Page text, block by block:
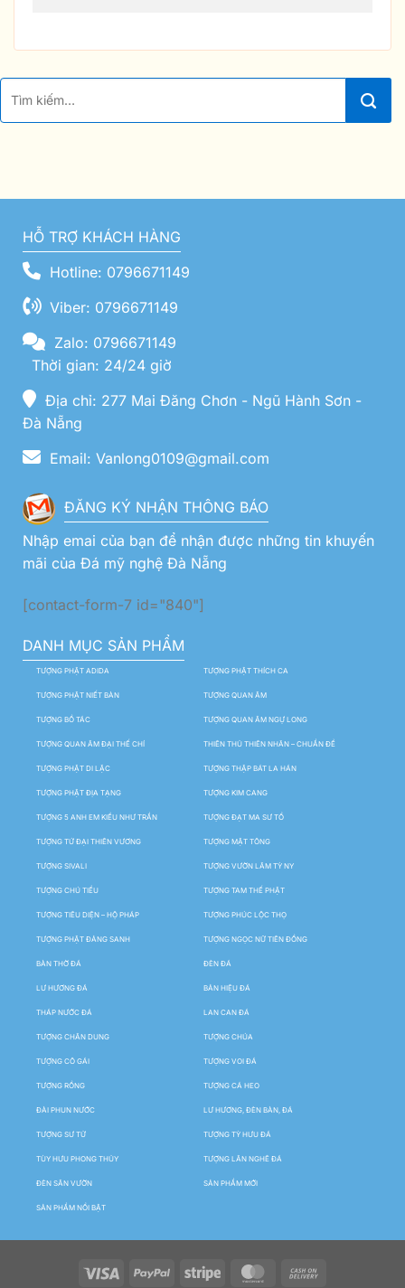
HỖ TRỢ KHÁCH HÀNG
Hotline: 0796671149
Viber: 0796671149
Zalo: 0796671149
Thời gian: 24/24 giờ
Địa chỉ: 277 Mai Đăng Chơn - Ngũ Hành Sơn -
Đà Nẵng
Email: Vanlong0109@gmail.com
ĐĂNG KÝ NHẬN THÔNG BÁO
Nhập emai của bạn để nhận được những tin khuyến
mãi của Đá mỹ nghệ Đà Nẵng
[contact-form-7 id="840"]
DANH MỤC SẢN PHẨM
TƯỢNG PHẬT ADIDA TƯỢNG PHẬT THÍCH CA
TƯỢNG PHẬT NIẾT BÀN TƯỢNG QUAN ÂM
TƯỢNG BỒ TÁC TƯỢNG QUAN ÂM NGỰ LONG
TƯỢNG QUAN ÂM ĐẠI THẾ CHÍ THIÊN THỦ THIÊN NHÃN – CHUẨN ĐỀ
TƯỢNG PHẬT DI LẶC TƯỢNG THẬP BÁT LA HÁN
TƯỢNG PHẬT ĐỊA TẠNG TƯỢNG KIM CANG
TƯỢNG 5 ANH EM KIỀU NHƯ TRẦN TƯỢNG ĐẠT MA SƯ TỔ
TƯỢNG TỨ ĐẠI THIÊN VƯƠNG TƯỢNG MẬT TÔNG
TƯỢNG SIVALI TƯỢNG VƯỜN LÂM TỲ NY
TƯỢNG CHÚ TIỂU TƯỢNG TAM THẾ PHẬT
TƯỢNG TIÊU DIỆN – HỘ PHÁP TƯỢNG PHÚC LỘC THỌ
TƯỢNG PHẬT ĐẢNG SANH TƯỢNG NGỌC NỮ TIÊN ĐỒNG
BÀN THỜ ĐÁ ĐÈN ĐÁ
LƯ HƯƠNG ĐÁ BẢN HIỆU ĐÁ
THÁP NƯỚC ĐÁ LAN CAN ĐÁ
TƯỢNG CHÂN DUNG TƯỢNG CHÚA
TƯỢNG CÔ GÁI TƯỢNG VOI ĐÁ
TƯỢNG RỒNG TƯỢNG CÁ HEO
ĐÀI PHUN NƯỚC LƯ HƯƠNG, ĐÈN BÀN, ĐÁ
TƯỢNG SƯ TỬ TƯỢNG TỲ HƯU ĐÁ
TÙY HƯU PHONG THỦY TƯỢNG LÂN NGHÊ ĐÁ
ĐÈN SÂN VƯỜN SẢN PHẨM MỚI
SẢN PHẨM NỔI BẬT